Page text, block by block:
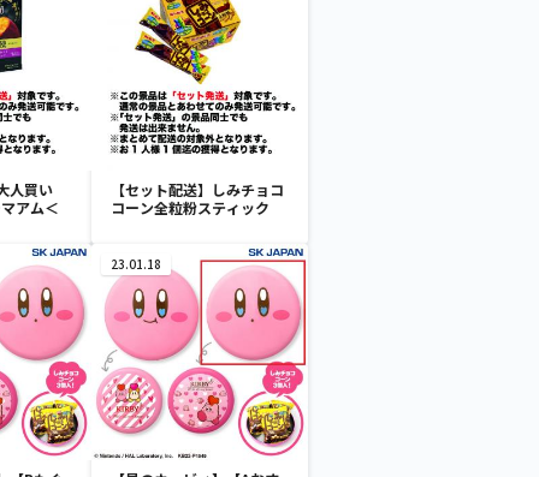
人買い
アム＜
【セット配送】しみチョコ
コーン全粒粉スティック
23.01.18